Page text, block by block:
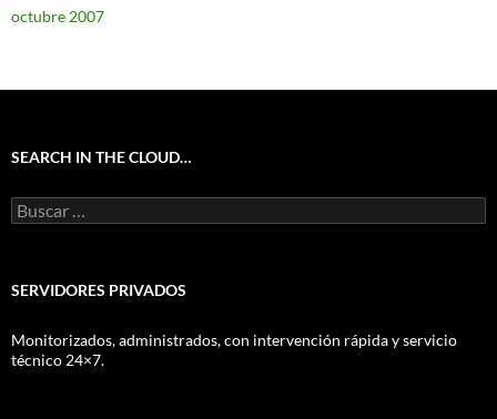
octubre 2007
SEARCH IN THE CLOUD…
Buscar:
SERVIDORES PRIVADOS
Monitorizados, administrados, con intervención rápida y servicio
técnico 24×7.